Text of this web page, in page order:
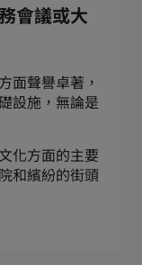
& Suites
會議或大
面聲譽卓著，
設施，無論是
化方面的主要
和繽紛的街頭